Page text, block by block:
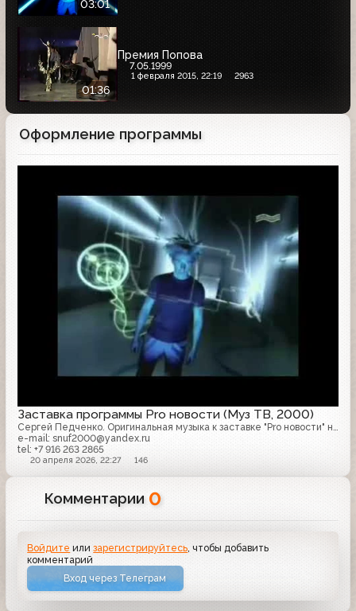
03:01
01:36
Премия Попова
7.05.1999
1 февраля 2015, 22:19 2963
Оформление программы
Заставка программы Pro новости (Муз ТВ, 2000)
Сергей Педченко. Оригинальная музыка к заставке "Pro новости" на канале "МузТВ" 2000
e-mail: snuf2000@yandex.ru
tel: +7 916 263 2865
20 апреля 2026, 22:27 146
Комментарии 0
Войдите илизарегистрируйтесь , чтобы добавить
комментарий
Вход через Телеграм